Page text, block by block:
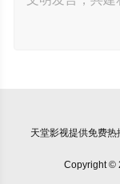
天堂影视提供免费热
Copyright ©